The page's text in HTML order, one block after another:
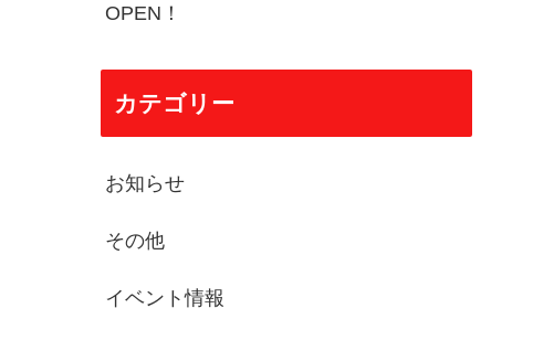
OPEN！
カテゴリー
お知らせ
その他
イベント情報